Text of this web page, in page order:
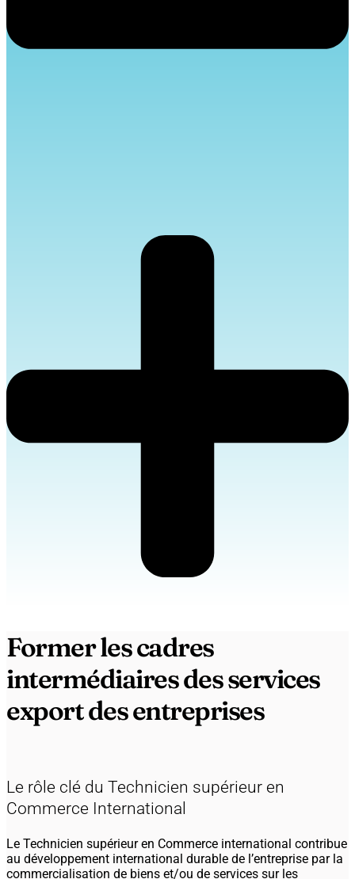
Former les cadres
intermédiaires des services
export des entreprises
Le rôle clé du Technicien supérieur en
Commerce International
Le Technicien supérieur en Commerce international contribue
au développement international durable de l’entreprise par la
commercialisation de biens et/ou de services sur les